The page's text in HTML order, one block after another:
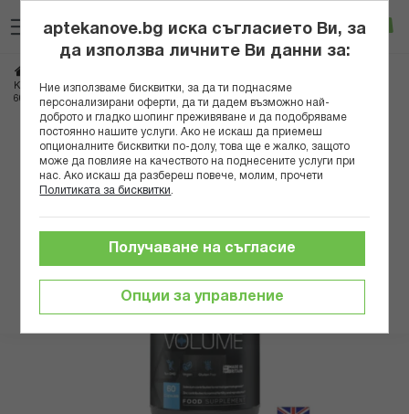
към
съдържанието
Вход
Комплекс за сексуална и репродуктивна функция за мъже Volume Viaman™
60 капсули
Преминете
края
галерията
изображенията
aptekanove.bg иска съгласието Ви, за
да използва личните Ви данни за:
Ние използваме бисквитки, за да ти поднасяме
персонализирани оферти, да ти дадем възможно най-
доброто и гладко шопинг преживяване и да подобряваме
постоянно нашите услуги. Ако не искаш да приемеш
опционалните бисквитки по-долу, това ще е жалко, защото
може да повлияе на качеството на поднесените услуги при
нас. Ако искаш да разбереш повече, молим, прочети
Политиката за бисквитки
Опции за управление
Получаване на съгласие